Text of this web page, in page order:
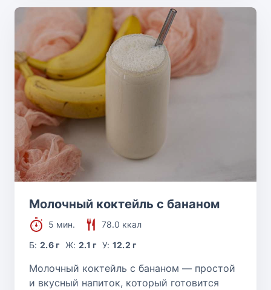
Молочный коктейль с бананом
5 мин.
78.0 ккал
Б:2.6 г Ж: 2.1 г У: 12.2 г
Молочный коктейль с бананом — простой
и вкусный напиток, который готовится